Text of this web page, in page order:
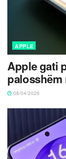
APPLE
Apple gati
08/04/2026